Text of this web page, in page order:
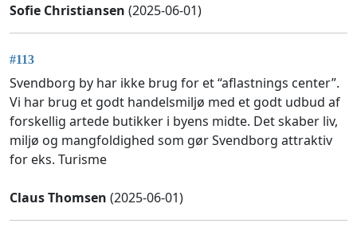
Sofie Christiansen (2025-06-01)
#113
Svendborg by har ikke brug for et “aflastnings center”.
Vi har brug et godt handelsmiljø med et godt udbud af
forskellig artede butikker i byens midte. Det skaber liv,
miljø og mangfoldighed som gør Svendborg attraktiv
for eks. Turisme
Claus Thomsen (2025-06-01)